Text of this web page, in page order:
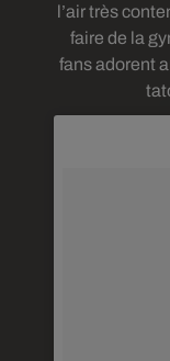
l’air très
faire de la
fans adorent